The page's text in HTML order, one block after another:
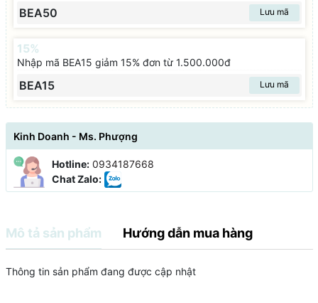
BEA50 Lưu mã
15%
Nhập mã BEA15 giảm 15% đơn từ 1.500.000đ
BEA15 Lưu mã
Kinh Doanh - Ms. Phượng
Hotline: 0934187668
Chat Zalo:
Mô tả sản phẩm Hướng dẫn mua hàng
Thông tin sản phẩm đang được cập nhật